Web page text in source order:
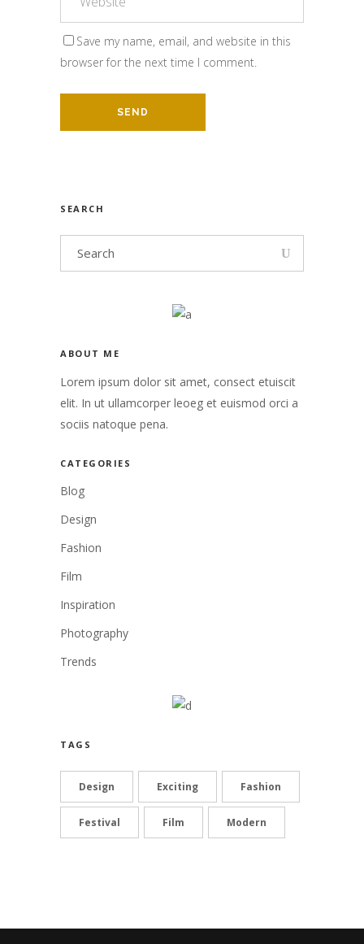
Save my name, email, and website in this
browser for the next time I comment.
SEARCH
ABOUT ME
Lorem ipsum dolor sit amet, consect etuiscit
elit. In ut ullamcorper leoeg et euismod orci a
sociis natoque pena.
CATEGORIES
Blog
Design
Fashion
Film
Inspiration
Photography
Trends
TAGS
Design Exciting Fashion
Festival Film Modern